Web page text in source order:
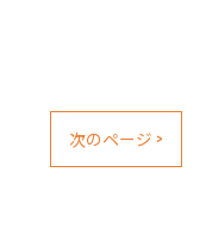
次のページ >